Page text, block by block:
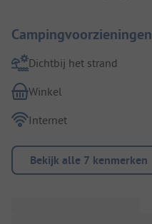
Campingvoorzieningen
Dichtbij het strand
Winkel
Internet
Bekijk alle 7 kenmerken